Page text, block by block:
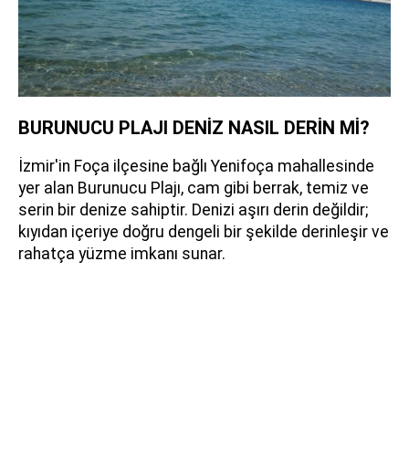
BURUNUCU PLAJI DENİZ NASIL DERİN Mİ?
İzmir'in Foça ilçesine bağlı Yenifoça mahallesinde
yer alan Burunucu Plajı, cam gibi berrak, temiz ve
serin bir denize sahiptir. Denizi aşırı derin değildir;
kıyıdan içeriye doğru dengeli bir şekilde derinleşir ve
rahatça yüzme imkanı sunar.